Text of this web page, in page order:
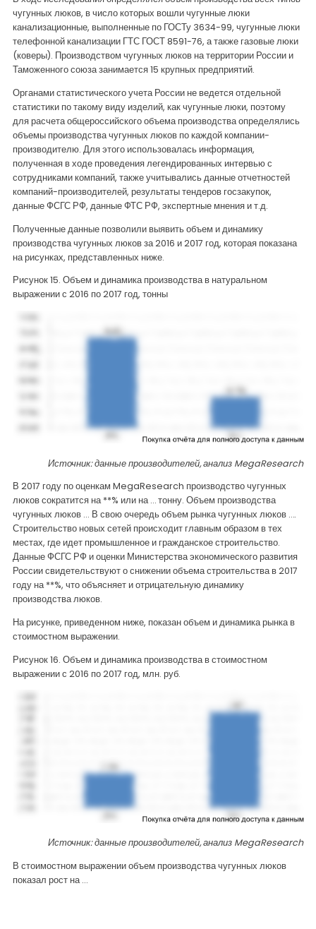
чугунных люков, в число которых вошли чугунные люки
канализационные, выполненные по ГОСТу 3634-99, чугунные люки
телефонной канализации ГТС ГОСТ 8591-76, а также газовые люки
(коверы). Производством чугунных люков на территории России и
Таможенного союза занимается 15 крупных предприятий.
Органами статистического учета России не ведется отдельной
статистики по такому виду изделий, как чугунные люки, поэтому
для расчета общероссийского объема производства определялись
объемы производства чугунных люков по каждой компании-
производителю. Для этого использовалась информация,
полученная в ходе проведения легендированных интервью с
сотрудниками компаний, также учитывались данные отчетностей
компаний-производителей, результаты тендеров госзакупок,
данные ФСГС РФ, данные ФТС РФ, экспертные мнения и т.д.
Полученные данные позволили выявить объем и динамику
производства чугунных люков за 2016 и 2017 год, которая показана
на рисунках, представленных ниже.
Рисунок 15. Объем и динамика производства в натуральном
выражении с 2016 по 2017 год, тонны
Источник: данные производителей, анализ MegaResearch
В 2017 году по оценкам MegaResearch производство чугунных
люков сократится на **% или на … тонну. Объем производства
чугунных люков ... В свою очередь объем рынка чугунных люков ….
Строительство новых сетей происходит главным образом в тех
местах, где идет промышленное и гражданское строительство.
Данные ФСГС РФ и оценки Министерства экономического развития
России свидетельствуют о снижении объема строительства в 2017
году на **%, что объясняет и отрицательную динамику
производства люков.
На рисунке, приведенном ниже, показан объем и динамика рынка в
стоимостном выражении.
Рисунок 16. Объем и динамика производства в стоимостном
выражении с 2016 по 2017 год, млн. руб.
Источник: данные производителей, анализ MegaResearch
В стоимостном выражении объем производства чугунных люков
показал рост на …